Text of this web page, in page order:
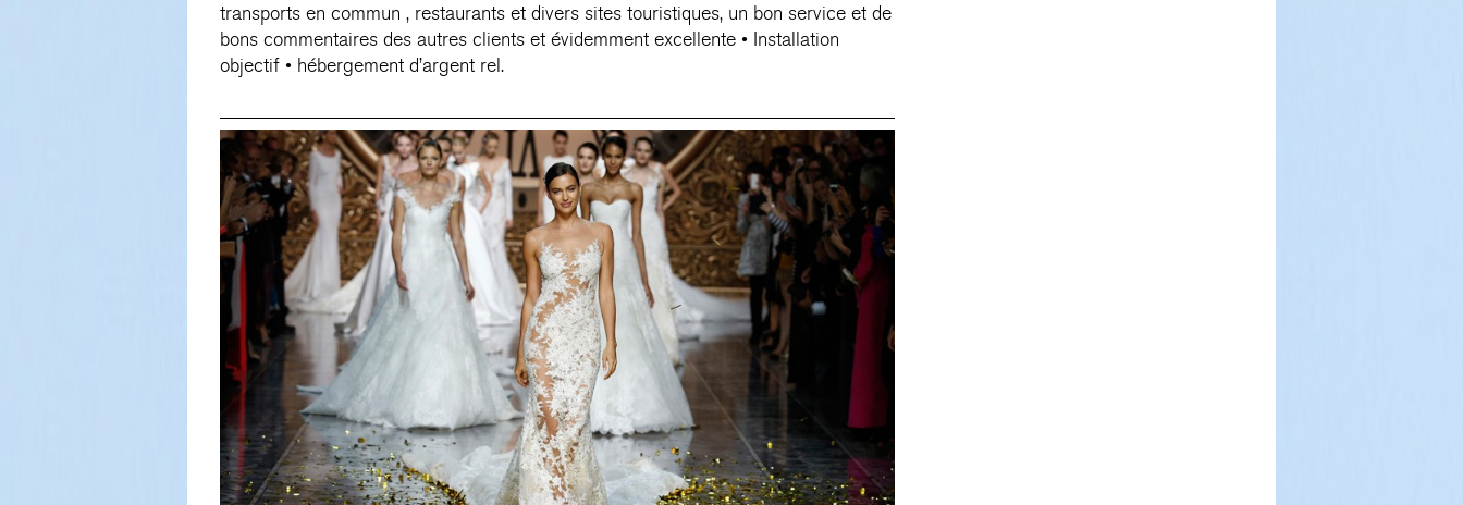
transports en commun , restaurants et divers sites touristiques, un bon service et de
bons commentaires des autres clients et évidemment excellente • Installation
objectif • hébergement d’argent rel.